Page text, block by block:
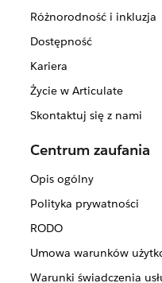
Różnorodność i inkluzja
Dostępność
Kariera
Życie w Articulate
Skontaktuj się z nami
Centrum zaufania
Opis ogólny
Polityka prywatności
RODO
Umowa warunków
Warunki świadczenia